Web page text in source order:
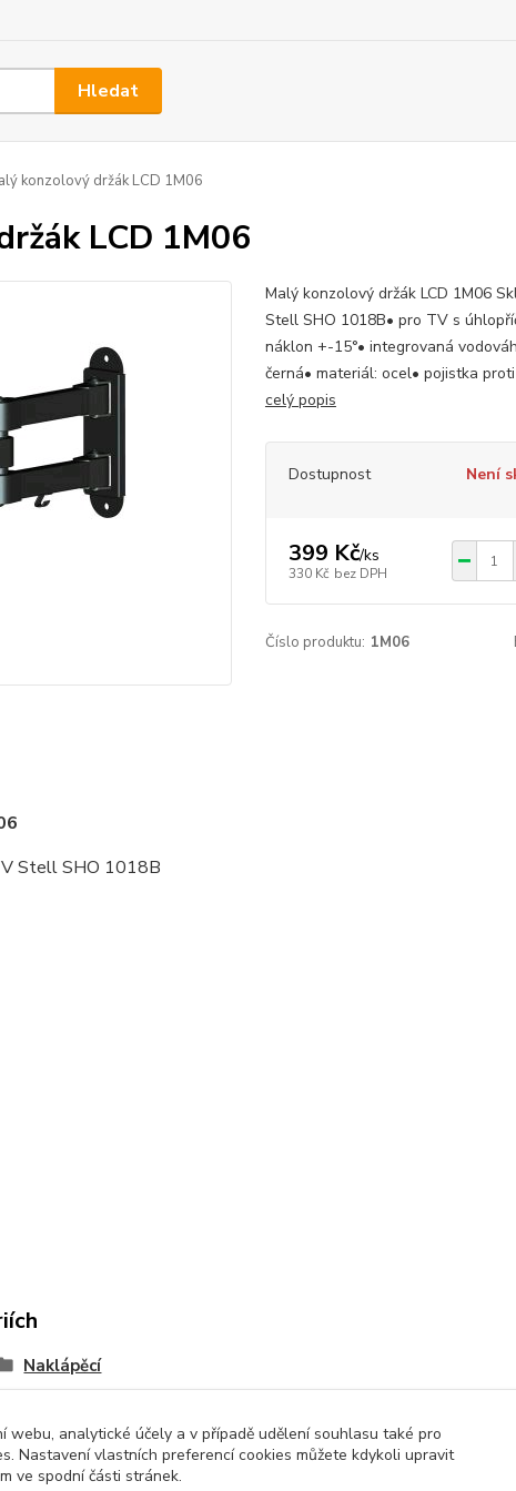
Hledat
konzolový držák LCD 1M06
LCD 1M06
Malý konzolový držák LCD 1M06
Stell SHO 1018B• pro TV s
náklon +-15°• integrovaná
černá• materiál: ocel• pojistka
celý popis
Dostupnost Není
399 Kč/ks
330 Kč bez DPH
Číslo produktu: 1M06
Stell SHO 1018B
Naklápěcí
webu, analytické účely a v případě udělení souhlasu také pro
Nastavení vlastních preferencí cookies můžete kdykoli upravit
ve spodní části stránek.